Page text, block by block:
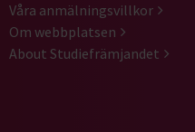
Våra anmälningsvillkor
Om webbplatsen
About Studiefrämjandet